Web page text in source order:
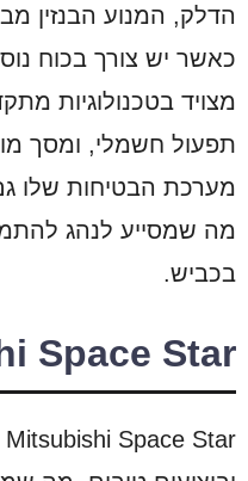
הדלק, המנוע הבנזין
מצויד בטכנולוגיות
תפעול חשמלי, ומסך
מערכת הבטיחות שלו
מה שמסייע לנהג
בכביש.
Space Star